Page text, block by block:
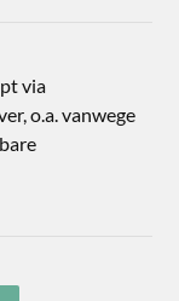
via
o.a. vanwege